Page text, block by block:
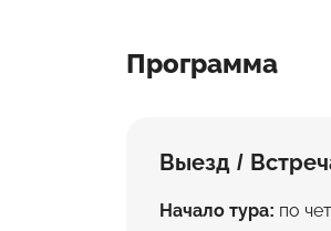
Программа
Выезд /
Начало тура: по